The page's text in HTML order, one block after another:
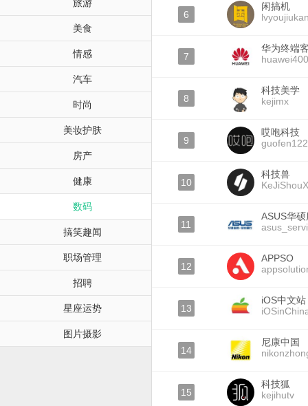
旅游
美食
情感
汽车
时尚
美妆护肤
房产
健康
数码
搞笑趣闻
职场管理
招聘
星座运势
图片摄影
6
闲搞机
7
华为终端
huawei400
8
科技美学
kejimx
9
哎咆科技
10
科技兽
KeJiShouX
11
ASUS华
12
APPSO
13
iOS中文站
14
尼康中国
15
科技狐
kejihutv